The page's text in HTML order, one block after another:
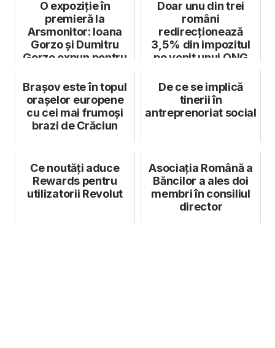
O expoziție în
premieră la
Arsmonitor: Ioana
Gorzo și Dumitru
Gorzo expun pentru
Doar unu din trei
români
redirecționează
3,5% din impozitul
pe venit unui ONG
Brașov este în topul
orașelor europene
cu cei mai frumoși
brazi de Crăciun
De ce se implică
tinerii în
antreprenoriat social
Ce noutăți aduce
Rewards pentru
utilizatorii Revolut
Asociația Română a
Băncilor a ales doi
membri în consiliul
director